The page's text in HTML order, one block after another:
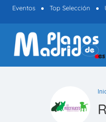
Eventos Top Selección